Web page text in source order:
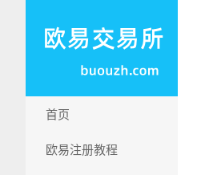
首页
欧易注册教程